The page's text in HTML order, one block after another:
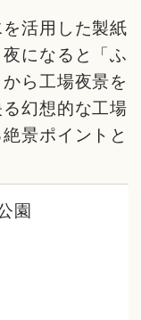
活用した製紙
になると「ふ
ら工場夜景を
幻想的な工場
景ポイントと
園